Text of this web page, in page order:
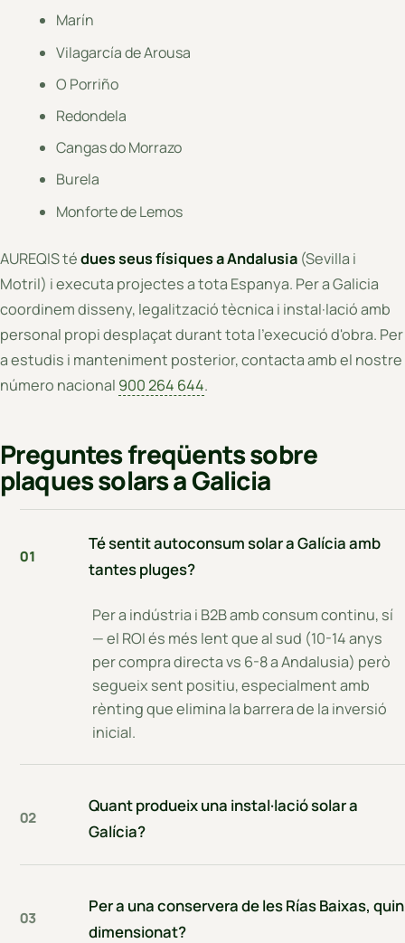
Marín
Vilagarcía de Arousa
O Porriño
Redondela
Cangas do Morrazo
Burela
Monforte de Lemos
AUREQIS tédues seus físiques a Andalusia (Sevilla i
Motril) i executa projectes a tota Espanya. Per a Galicia
coordinem disseny, legalització tècnica i instal·lació amb
personal propi desplaçat durant tota l'execució d'obra. Per
a estudis i manteniment posterior, contacta amb el nostre
número nacional 900 264 644.
Preguntes freqüents sobre
plaques solars a Galicia
01
Té sentit autoconsum solar a Galícia amb
tantes pluges?
Per a indústria i B2B amb consum continu, sí
— el ROI és més lent que al sud (10-14 anys
per compra directa vs 6-8 a Andalusia) però
segueix sent positiu, especialment amb
rènting que elimina la barrera de la inversió
inicial.
02
Quant produeix una instal·lació solar a
Galícia?
03
Per a una conservera de les Rías Baixas, quin
dimensionat?